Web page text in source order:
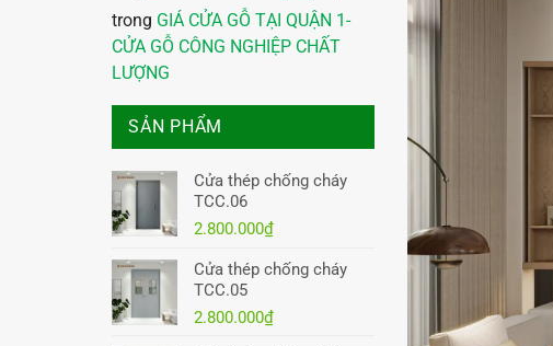
trong GIÁ CỬA GỖ TẠI QUẬN 1-
CỬA GỖ CÔNG NGHIỆP CHẤT
LƯỢNG
SẢN PHẨM
Cửa thép chống cháy
TCC.06
2.800.000₫
Cửa thép chống cháy
TCC.05
2.800.000₫